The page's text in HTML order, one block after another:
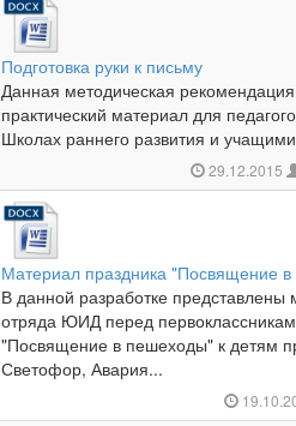
Подготовка руки к письму
Данная методическая
практический материал для
Школах раннего развития и
29.12.2015
Материал праздника "Посвящение
В данной разработке
отряда ЮИД перед
"Посвящение в пешеходы" к детям
Светофор, Авария...